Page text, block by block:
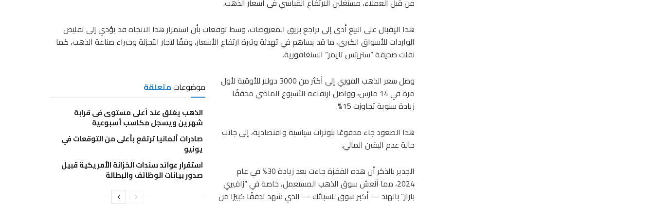
من قبل العملاء، مستغلين الارتفاع القياسي في أسعار الذهب.
هذا الإقبال على البيع أدى إلى تراجع بريق المعروضات، وسط توقعات بأن استمرار هذا الاتجاه قد يؤدي إلى تقليص
الواردات للأسواق الكبرى، ما قد يساهم في تهدئة وتيرة ارتفاع الأسعار، وفقًا لتجار التجزئة وخبراء صناعة الذهب، كما
نقلت صحيفة “ستريتس تايمز” السنغافورية.
موضوعاتمتعلقة
الذهب يغلق عند أعلى مستوى فى قرابة
شهرين ويسجل مكاسب أسبوعية
صادرات ألمانيا ترتفع بأعلى من التوقعات في
يونيو
استقرار عوائد سندات الخزانة الأمريكية قبيل
صدور بيانات الوظائف والبطالة
وصل سعر الذهب الفوري إلى أكثر من 3000 دولار للأوقية لأول
مرة في 14 مارس، وواصل ارتفاعه الأسبوع الماضي محققًا
زيادة سنوية تجاوزت 15%.
هذا الصعود جاء مدفوعًا بتوترات سياسية واقتصادية، إلى جانب
حالة عدم اليقين المالي.
الجدير بالذكر أن هذه القفزة جاءت بعد زيادة 30% في عام
2024، مما أنعش سوق الذهب المستعمل، خاصة في “زافيري
بازار” بالهند — أكبر سوق للسبائك — الذي شهد تدفقًا كبيرًا من